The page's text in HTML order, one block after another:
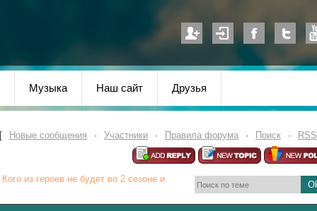
Музыка Наш сайт Друзья
[ Новые сообщения · Участники · Правила форума · Поиск · RSS
Кого из героев не будет во 2 сезоне и